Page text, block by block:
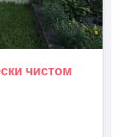
чистом